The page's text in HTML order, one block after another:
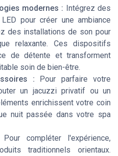
modernes : Intégrez des
pour créer une ambiance
des installations de son pour
relaxante. Ces dispositifs
de détente et transforment
soin de bien-être.
: Pour parfaire votre
un jacuzzi privatif ou un
enrichissent votre coin
nuit passée dans votre spa
Pour compléter l'expérience,
traditionnels orientaux.